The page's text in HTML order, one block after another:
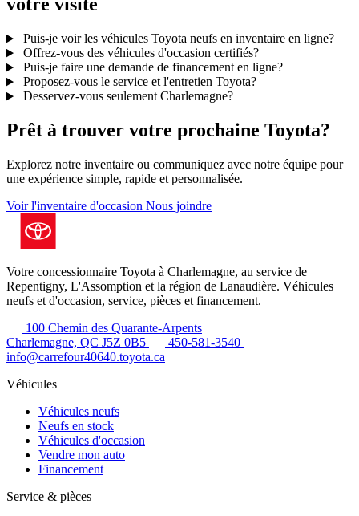
votre visite
Puis-je voir les véhicules Toyota neufs en inventaire en ligne?
Offrez-vous des véhicules d'occasion certifiés?
Puis-je faire une demande de financement en ligne?
Proposez-vous le service et l'entretien Toyota?
Desservez-vous seulement Charlemagne?
Prêt à trouver votre prochaine Toyota?
Explorez notre inventaire ou communiquez avec notre équipe pour
une expérience simple, rapide et personnalisée.
Voir l'inventaire d'occasion Nous joindre
Votre concessionnaire Toyota à Charlemagne, au service de
Repentigny, L'Assomption et la région de Lanaudière. Véhicules
neufs et d'occasion, service, pièces et financement.
100 Chemin des Quarante-Arpents
Charlemagne, QC J5Z 0B5
450-581-3540
info@carrefour40640.toyota.ca
Véhicules
Véhicules neufs
Neufs en stock
Véhicules d'occasion
Vendre mon auto
Financement
Service & pièces